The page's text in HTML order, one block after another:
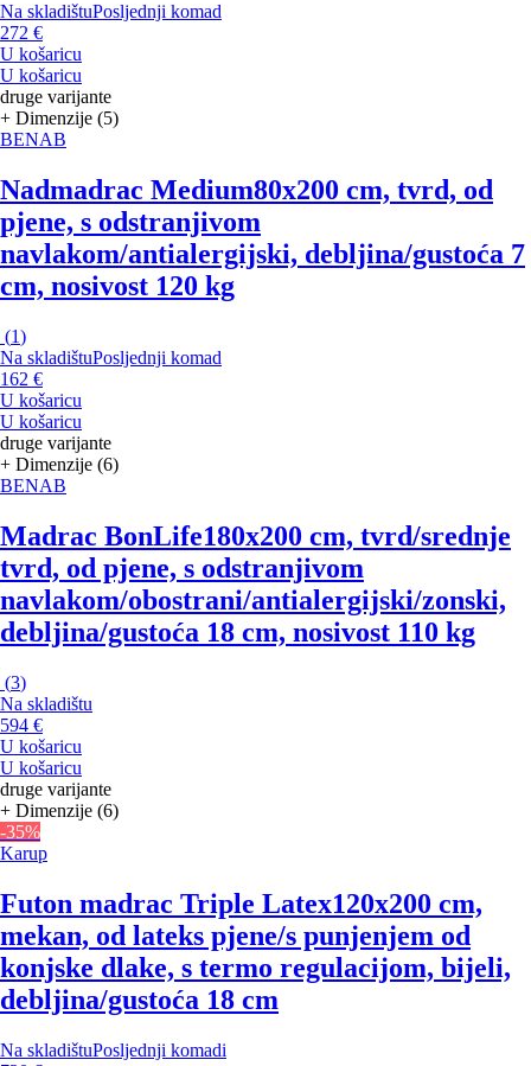
Na skladištuPosljednji komad
272 €
U košaricu
U košaricu
druge varijante
+ Dimenzije (5)
BENAB
Nadmadrac Medium80x200 cm, tvrd, od
pjene, s odstranjivom
navlakom/antialergijski, debljina/gustoća 7
cm, nosivost 120 kg
(1)
Na skladištuPosljednji komad
162 €
U košaricu
U košaricu
druge varijante
+ Dimenzije (6)
BENAB
Madrac BonLife180x200 cm, tvrd/srednje
tvrd, od pjene, s odstranjivom
navlakom/obostrani/antialergijski/zonski,
debljina/gustoća 18 cm, nosivost 110 kg
(3)
Na skladištu
594 €
U košaricu
U košaricu
druge varijante
+ Dimenzije (6)
-35%
Karup
Futon madrac Triple Latex120x200 cm,
mekan, od lateks pjene/s punjenjem od
konjske dlake, s termo regulacijom, bijeli,
debljina/gustoća 18 cm
Na skladištuPosljednji komadi